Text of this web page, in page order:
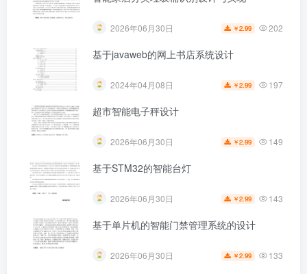
2026年06月30日 ￥2.99 202
基于javaweb的网上书店系统设计
2024年04月08日 ￥2.99 197
超市智能电子秤设计
2026年06月30日 ￥2.99 149
基于STM32的智能台灯
2026年06月30日 ￥2.99 143
基于单片机的智能门禁管理系统的设计
2026年06月30日 ￥2.99 133